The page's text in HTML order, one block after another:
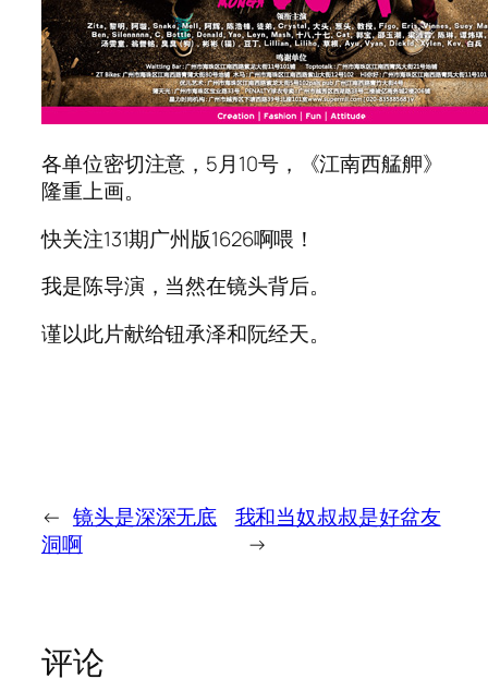
各单位密切注意，5月10号，《江南西艋舺》
隆重上画。
快关注131期广州版1626啊喂！
我是陈导演，当然在镜头背后。
谨以此片献给钮承泽和阮经天。
← 镜头是深深无底
洞啊
我和当奴叔叔是好盆友
→
评论